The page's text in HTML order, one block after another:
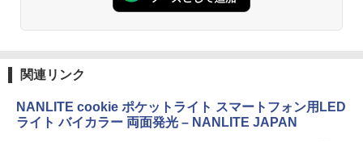
関連リンク
NANLITE cookie ポケットライト スマートフォン用LED
ライト バイカラー 両面発光 – NANLITE JAPAN